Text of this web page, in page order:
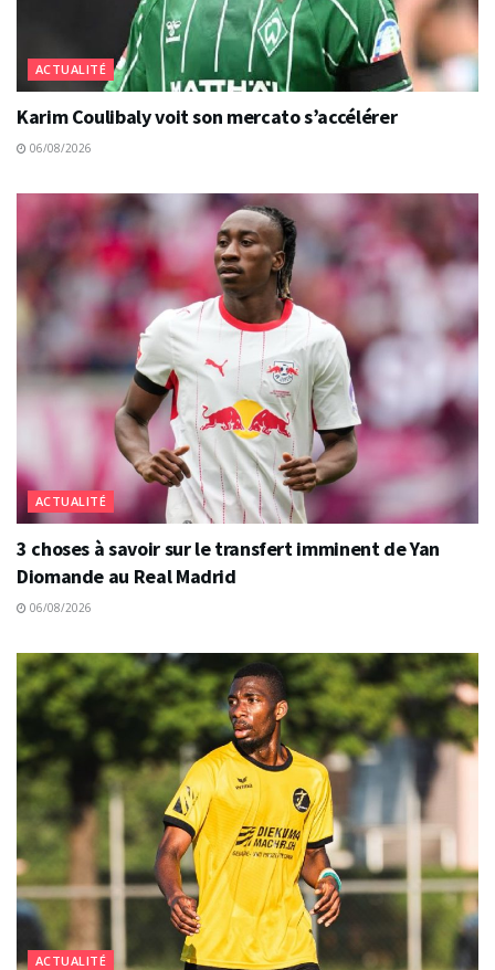
ACTUALITÉ
Karim Coulibaly voit son mercato s’accélérer
06/08/2026
ACTUALITÉ
3 choses à savoir sur le transfert imminent de Yan
Diomande au Real Madrid
06/08/2026
ACTUALITÉ